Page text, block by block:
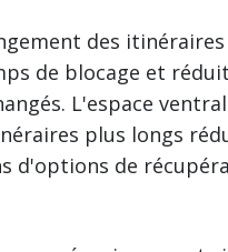
des
de blocage et
L'espace
plus longs
d'options de